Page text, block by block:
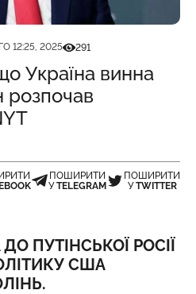
12:25, 2025Кількість переглядів
291
Україна винна
розпочав
ПОШИРИТИ
УTELEGRAM
ПОШИРИТИ
УTWITTER
ПУТІНСЬКОЇ РОСІЇ
США